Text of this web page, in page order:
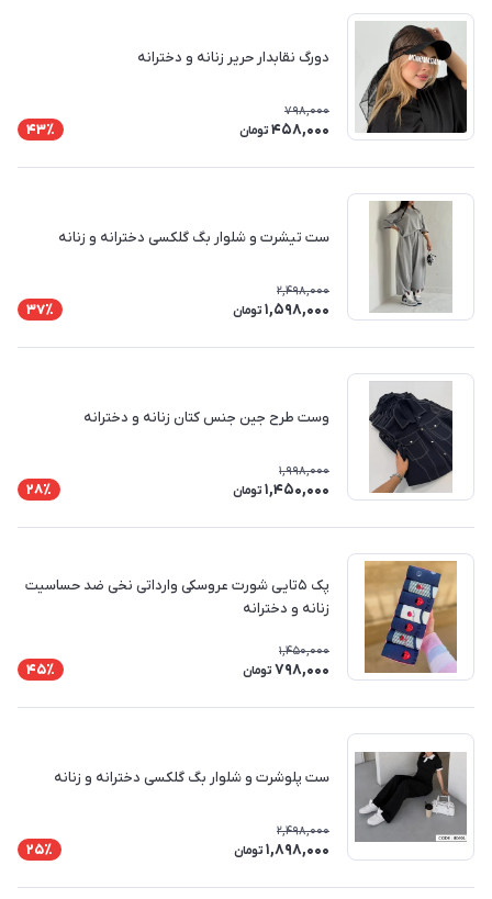
دورگ نقابدار حریر زنانه و دخترانه
798,000
458,000 تومان 43٪
ست تیشرت و شلوار بگ گلکسی دخترانه و زنانه
2,498,000
1,598,000 تومان 37٪
وست طرح جین جنس کتان زنانه و دخترانه
1,998,000
1,450,000 تومان 28٪
پک ۵تایی شورت عروسکی وارداتی نخی ضد حساسیت
زنانه و دخترانه
1,450,000
798,000 تومان 45٪
ست پلوشرت و شلوار بگ گلکسی دخترانه و زنانه
2,498,000
1,898,000 تومان 25٪